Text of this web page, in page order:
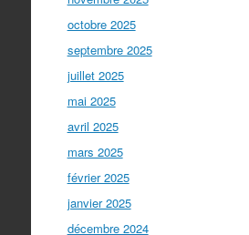
octobre 2025
septembre 2025
juillet 2025
mai 2025
avril 2025
mars 2025
février 2025
janvier 2025
décembre 2024